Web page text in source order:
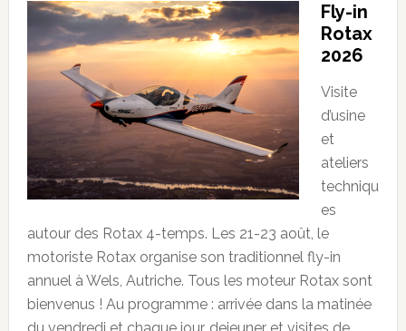
Fly-in
Rotax
2026
Visite
d’usine
et
ateliers
techniqu
es
autour des Rotax 4-temps. Les 21-23 août, le
motoriste Rotax organise son traditionnel fly-in
annuel à Wels, Autriche. Tous les moteur Rotax sont
bienvenus ! Au programme : arrivée dans la matinée